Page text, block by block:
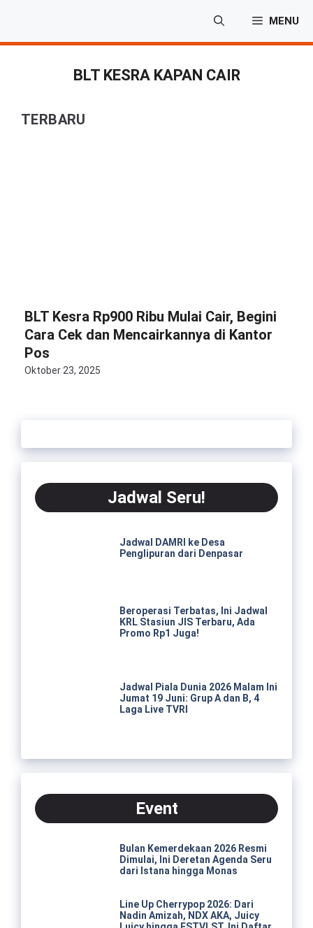
isi
MENU
BLT KESRA KAPAN CAIR
TERBARU
BLT Kesra Rp900 Ribu Mulai Cair, Begini
Cara Cek dan Mencairkannya di Kantor
Pos
Oktober 23, 2025
Jadwal Seru!
Jadwal DAMRI ke Desa
Penglipuran dari Denpasar
Beroperasi Terbatas, Ini Jadwal
KRL Stasiun JIS Terbaru, Ada
Promo Rp1 Juga!
Jadwal Piala Dunia 2026 Malam Ini
Jumat 19 Juni: Grup A dan B, 4
Laga Live TVRI
Event
Bulan Kemerdekaan 2026 Resmi
Dimulai, Ini Deretan Agenda Seru
dari Istana hingga Monas
Line Up Cherrypop 2026: Dari
Nadin Amizah, NDX AKA, Juicy